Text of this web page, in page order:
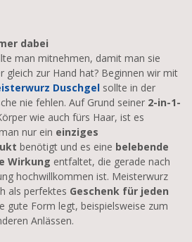
dabei
man mitnehmen, damit man sie
gleich zur Hand hat? Beginnen wir mit
Duschgel sollte in der
nie fehlen. Auf Grund seiner 2-in-1-
wie auch fürs Haar, ist es
nur ein einziges
benötigt und es eine belebende
Wirkung entfaltet, die gerade nach
hochwillkommen ist. Meisterwurz
als perfektes Geschenk für jeden
gute Form legt, beispielsweise zum
Anlässen.